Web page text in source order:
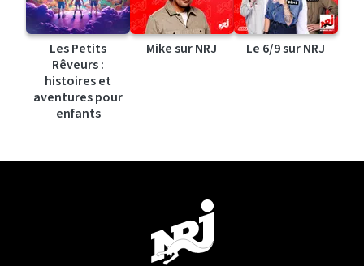
Les Petits
Rêveurs :
histoires et
aventures pour
enfants
Mike sur NRJ Le 6/9 sur NRJ